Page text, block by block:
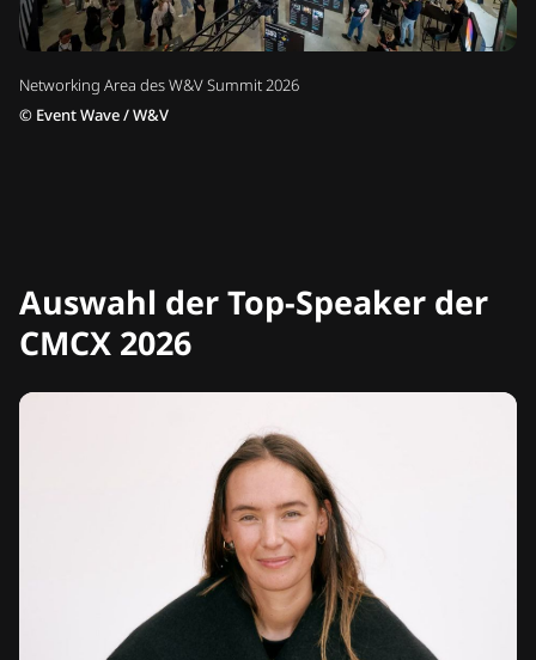
Networking Area des W&V Summit 2026
© Event Wave / W&V
Auswahl der Top-Speaker der
CMCX 2026